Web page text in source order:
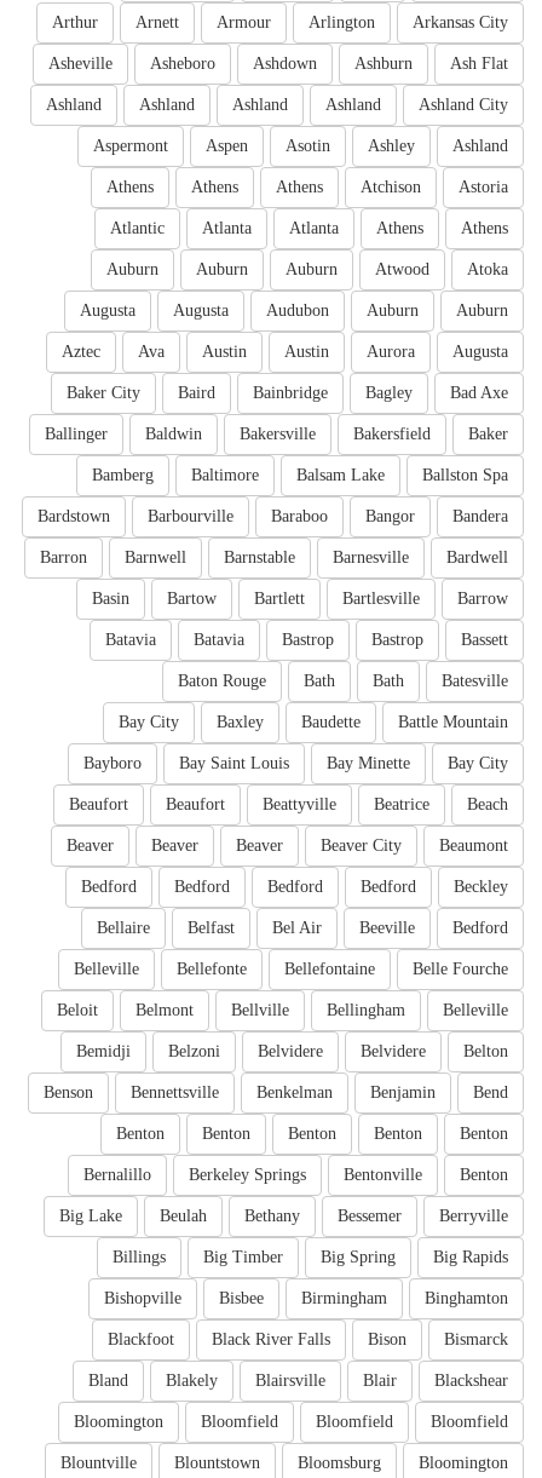
Arkansas City
Arlington
Armour
Arnett
Arthur
Ash Flat
Ashburn
Ashdown
Asheboro
Asheville
Ashland City
Ashland
Ashland
Ashland
Ashland
Ashland
Ashley
Asotin
Aspen
Aspermont
Astoria
Atchison
Athens
Athens
Athens
Athens
Athens
Atlanta
Atlanta
Atlantic
Atoka
Atwood
Auburn
Auburn
Auburn
Auburn
Auburn
Audubon
Augusta
Augusta
Augusta
Aurora
Austin
Austin
Ava
Aztec
Bad Axe
Bagley
Bainbridge
Baird
Baker City
Baker
Bakersfield
Bakersville
Baldwin
Ballinger
Ballston Spa
Balsam Lake
Baltimore
Bamberg
Bandera
Bangor
Baraboo
Barbourville
Bardstown
Bardwell
Barnesville
Barnstable
Barnwell
Barron
Barrow
Bartlesville
Bartlett
Bartow
Basin
Bassett
Bastrop
Bastrop
Batavia
Batavia
Batesville
Bath
Bath
Baton Rouge
Battle Mountain
Baudette
Baxley
Bay City
Bay City
Bay Minette
Bay Saint Louis
Bayboro
Beach
Beatrice
Beattyville
Beaufort
Beaufort
Beaumont
Beaver City
Beaver
Beaver
Beaver
Beckley
Bedford
Bedford
Bedford
Bedford
Bedford
Beeville
Bel Air
Belfast
Bellaire
Belle Fourche
Bellefontaine
Bellefonte
Belleville
Belleville
Bellingham
Bellville
Belmont
Beloit
Belton
Belvidere
Belvidere
Belzoni
Bemidji
Bend
Benjamin
Benkelman
Bennettsville
Benson
Benton
Benton
Benton
Benton
Benton
Benton
Bentonville
Berkeley Springs
Bernalillo
Berryville
Bessemer
Bethany
Beulah
Big Lake
Big Rapids
Big Spring
Big Timber
Billings
Binghamton
Birmingham
Bisbee
Bishopville
Bismarck
Bison
Black River Falls
Blackfoot
Blackshear
Blair
Blairsville
Blakely
Bland
Bloomfield
Bloomfield
Bloomfield
Bloomington
Bloomington
Bloomsburg
Blountstown
Blountville